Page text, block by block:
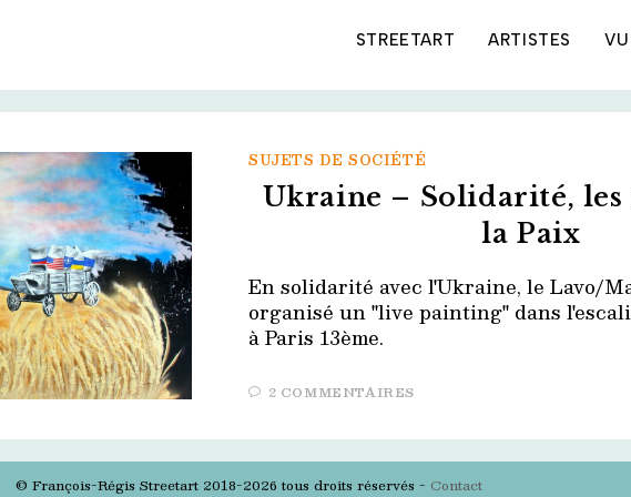
STREETART ARTISTES
SUJETS DE SOCIÉTÉ
Ukraine – Solidarité, les
la Paix
En solidarité avec l'Ukraine, le Lavo/
organisé un "live painting" dans
à Paris 13ème.
2 COMMENTAIRES
© François-Régis Streetart 2018-2026 tous droits réservés - Contact